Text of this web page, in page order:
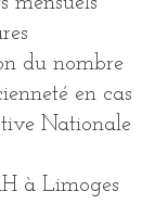
du nombre
en cas
Nationale
à Limoges